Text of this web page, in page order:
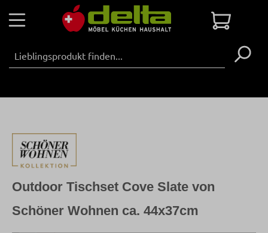
Zum Hauptinhalt springen
Outdoor Tischset Cove Slate von
Schöner Wohnen ca. 44x37cm